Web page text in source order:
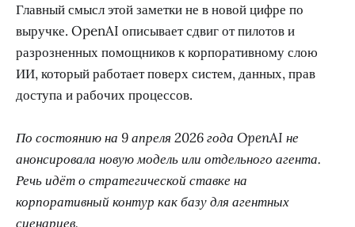
Главный смысл этой заметки не в новой цифре по
выручке. OpenAI описывает сдвиг от пилотов и
разрозненных помощников к корпоративному слою
ИИ, который работает поверх систем, данных, прав
доступа и рабочих процессов.
По состоянию на 9 апреля 2026 года OpenAI не
анонсировала новую модель или отдельного агента.
Речь идёт о стратегической ставке на
корпоративный контур как базу для агентных
сценариев.